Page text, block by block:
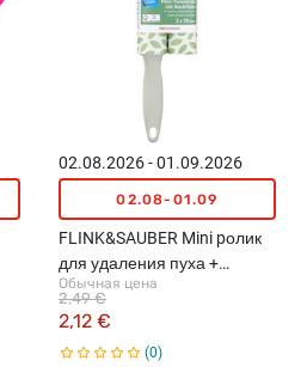
02.08.2026 - 01.09.2026
02.08-01.09
FLINK&SAUBER Mini pолик
для удаления пуха +
резерв, 2x20 листов, 2x1.8м
Обычная цена
2,12 €
2,49 €
0